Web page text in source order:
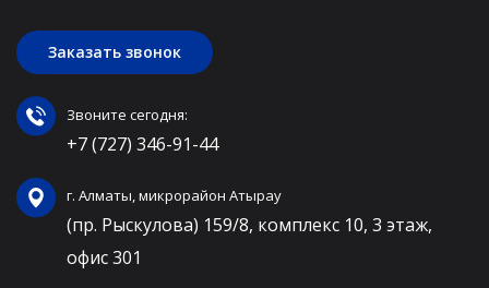
Заказать звонок
Звоните сегодня:
+7 (727) 346-91-44
г. Алматы, микрорайон Атырау
(пр. Рыскулова) 159/8, комплекс 10, 3 этаж,
офис 301